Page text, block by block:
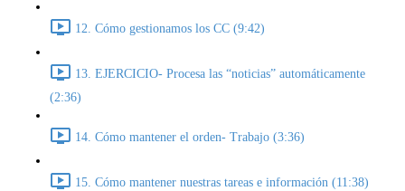
12. Cómo gestionamos los CC (9:42)
13. EJERCICIO- Procesa las “noticias” automáticamente
(2:36)
14. Cómo mantener el orden- Trabajo (3:36)
15. Cómo mantener nuestras tareas e información (11:38)